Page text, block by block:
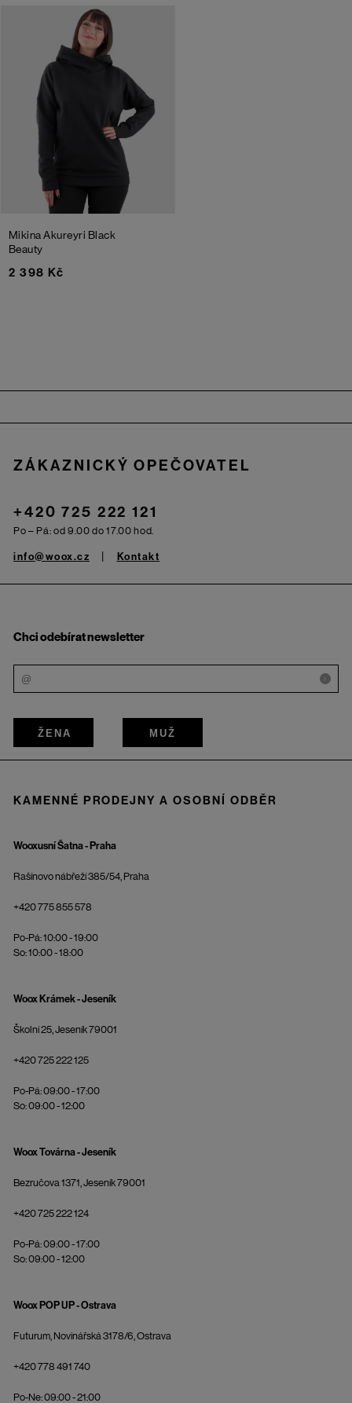
Mikina Akureyri Black
Beauty
2 398 Kč
ZÁKAZNICKÝ OPEČOVATEL
+420 725 222 121
Po – Pá: od 9.00 do 17.00 hod.
info@woox.cz Kontakt
Chci odebírat newsletter
i
ŽENA MUŽ
KAMENNÉ PRODEJNY A OSOBNÍ ODBĚR
Wooxusní Šatna - Praha
Rašínovo nábřeží 385/54, Praha
+420 775 855 578
Po-Pá: 10:00 - 19:00
So: 10:00 - 18:00
Woox Krámek - Jeseník
Školní 25, Jeseník 79001
+420 725 222 125
Po-Pá: 09:00 - 17:00
So: 09:00 - 12:00
Woox Továrna - Jeseník
Bezručova 1371, Jeseník 79001
+420 725 222 124
Po-Pá: 09:00 - 17:00
So: 09:00 - 12:00
Woox POP UP - Ostrava
Futurum, Novinářská 3178/6, Ostrava
+420 778 491 740
Po-Ne: 09:00 - 21:00